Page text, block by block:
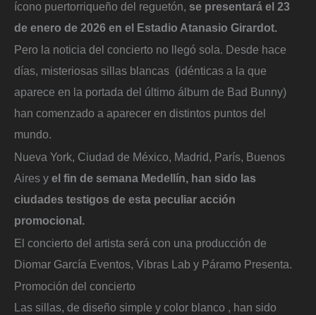
ícono puertorriqueño del reguetón, se presentará el 23
de enero de 2026 en el Estadio Atanasio Girardot.
Pero la noticia del concierto no llegó sola. Desde hace
días, misteriosas sillas blancas (idénticas a la que
aparece en la portada del último álbum de Bad Bunny)
han comenzado a aparecer en distintos puntos del
mundo.
Nueva York, Ciudad de México, Madrid, París, Buenos
Aires y el fin de semana Medellín, han sido las
ciudades testigos de esta peculiar acción
promocional.
El concierto del artista será con una producción de
Diomar García Eventos, Vibras Lab y Páramo Presenta.
Promoción del concierto
Las sillas, de diseño simple y color blanco , han sido